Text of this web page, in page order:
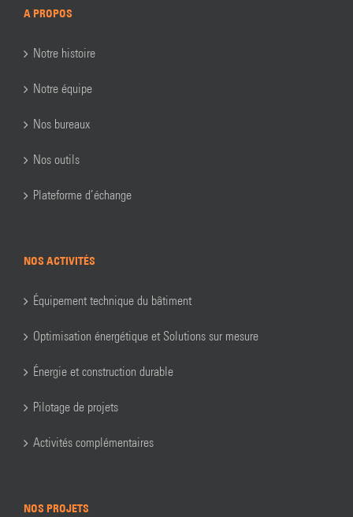
A PROPOS
Notre histoire
Notre équipe
Nos bureaux
Nos outils
Plateforme d’échange
NOS ACTIVITÉS
Équipement technique du bâtiment
Optimisation énergétique et Solutions sur mesure
Énergie et construction durable
Pilotage de projets
Activités complémentaires
NOS PROJETS